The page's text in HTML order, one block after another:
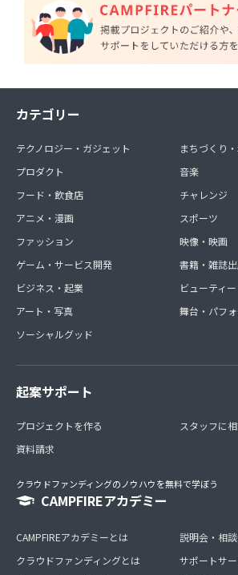
カテゴリー
テクノロジー・ガジェット
プロダクト
フード・飲食店
アニメ・漫画
ファッション
ゲーム・サービス開発
ビジネス・起業
アート・写真
ソーシャルグッド
まちづくり
音楽
チャレンジ
スポーツ
映像・映画
書籍・雑誌
ビューティ
舞台・パフ
起案サポート
プロジェクトを作る
資料請求
スタッフに
クラウドファンディングのノウハウを無料で学ぼう
CAMPFIREアカデミー
CAMPFIREアカデミーとは
クラウドファンディングとは
説明会・相
サポートサ